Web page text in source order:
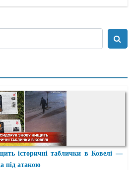
історичні таблички в Ковелі —
під атакою